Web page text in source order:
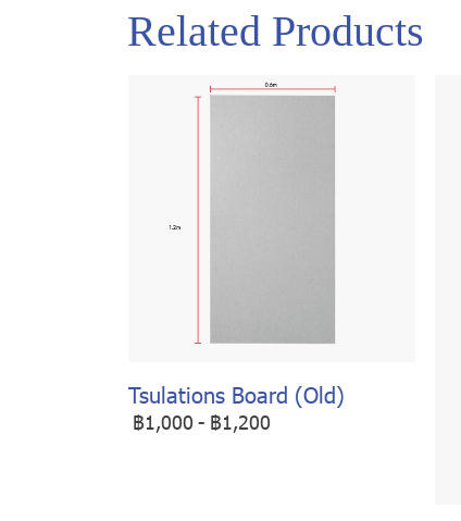
Related Products
Tsulations Board (Old)
฿1,000 - ฿1,200